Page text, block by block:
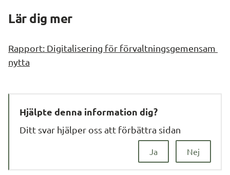
Lär dig mer
Rapport: Digitalisering för förvaltningsgemensam
nytta
Hjälpte denna information dig?
Nej
Ja
Ditt svar hjälper oss att förbättra sidan